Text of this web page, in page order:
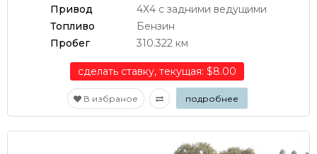
Привод
4Х4 с задними ведущими
Топливо
Бензин
Пробег
310.322 км
сделать ставку, текущая: $8.00
В избраное подробнее